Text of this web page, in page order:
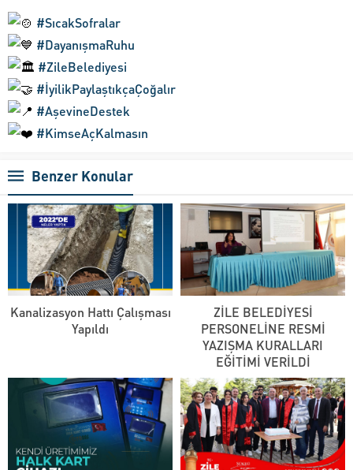
#SıcakSofralar
#DayanışmaRuhu
#ZileBelediyesi
#İyilikPaylaştıkçaÇoğalır
#AşevineDestek
#KimseAçKalmasın
Benzer Konular
Kanalizasyon Hattı Çalışması
Yapıldı
ZİLE BELEDİYESİ
PERSONELİNE RESMİ
YAZIŞMA KURALLARI
EĞİTİMİ VERİLDİ